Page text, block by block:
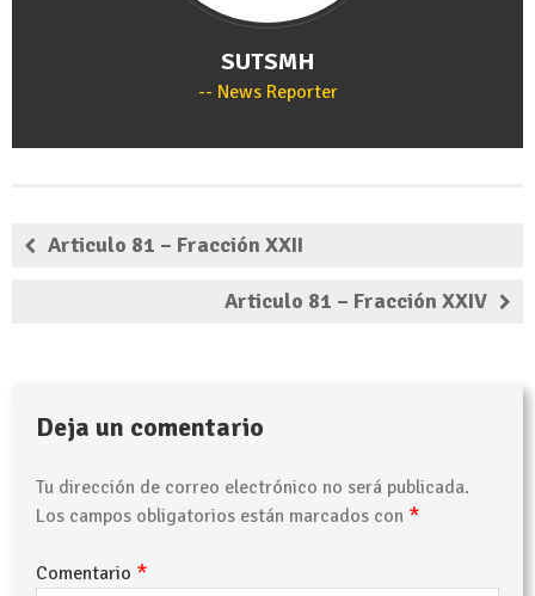
SUTSMH
News Reporter
Articulo 81 – Fracción XXII
Articulo 81 – Fracción XXIV
Deja un comentario
Tu dirección de correo electrónico no será publicada.
Los campos obligatorios están marcados con *
Comentario *